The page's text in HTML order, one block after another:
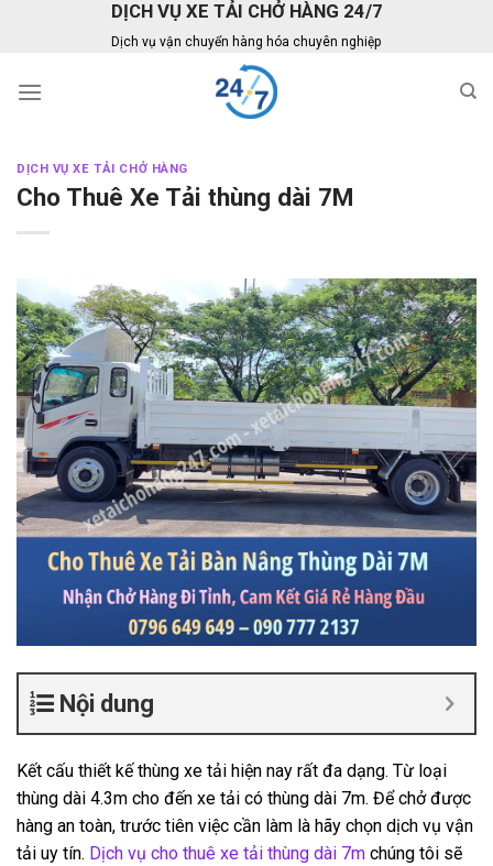
DỊCH VỤ XE TẢI CHỞ HÀNG 24/7
Dịch vụ vận chuyển hàng hóa chuyên nghiệp
DỊCH VỤ XE TẢI CHỞ HÀNG
Cho Thuê Xe Tải thùng dài 7M
Nội dung
Kết cấu thiết kế thùng xe tải hiện nay rất đa dạng. Từ loại
thùng dài 4.3m cho đến xe tải có thùng dài 7m. Để chở được
hàng an toàn, trước tiên việc cần làm là hãy chọn dịch vụ vận
tải uy tín. Dịch vụ cho thuê xe tải thùng dài 7m chúng tôi sẽ